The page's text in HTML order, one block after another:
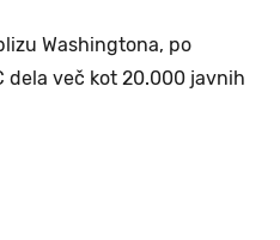
Washingtona, po
dela več kot 20.000 javnih